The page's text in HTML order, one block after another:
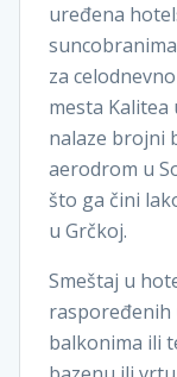
uređena
za
mesta Kalitea
nalaze brojni
aerodrom u
što ga čini
u Grčkoj.
Smeštaj u
raspoređenih
balkonima ili